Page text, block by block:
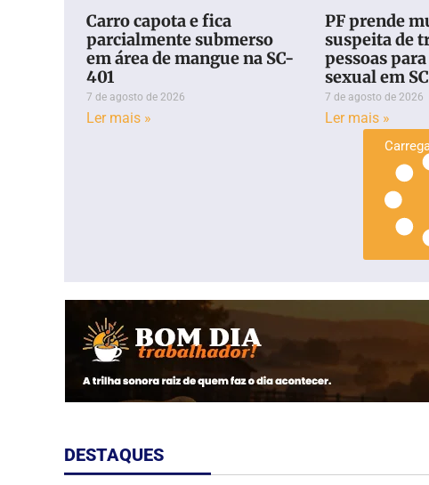
Carro capota e fica
parcialmente submerso
em área de mangue na SC-
401
7 de agosto de 2026
Ler mais »
PF prende
suspeita de
pessoas
sexual em SC
7 de agosto de 2026
Ler mais »
DESTAQUES